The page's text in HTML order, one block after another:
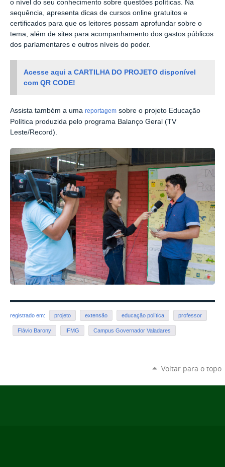
o nível do seu conhecimento sobre questões políticas. Na
sequência, apresenta dicas de cursos online gratuitos e
certificados para que os leitores possam aprofundar sobre o
tema, além de sites para acompanhamento dos gastos públicos
dos parlamentares e outros níveis do poder.
Acesse aqui a CARTILHA DO PROJETO disponível
com QR CODE!
Assista também a uma reportagem sobre o projeto Educação
Política produzida pelo programa Balanço Geral (TV
Leste/Record).
registrado em: projeto extensão educação política professor
Flávio Barony IFMG Campus Governador Valadares
Voltar para o topo